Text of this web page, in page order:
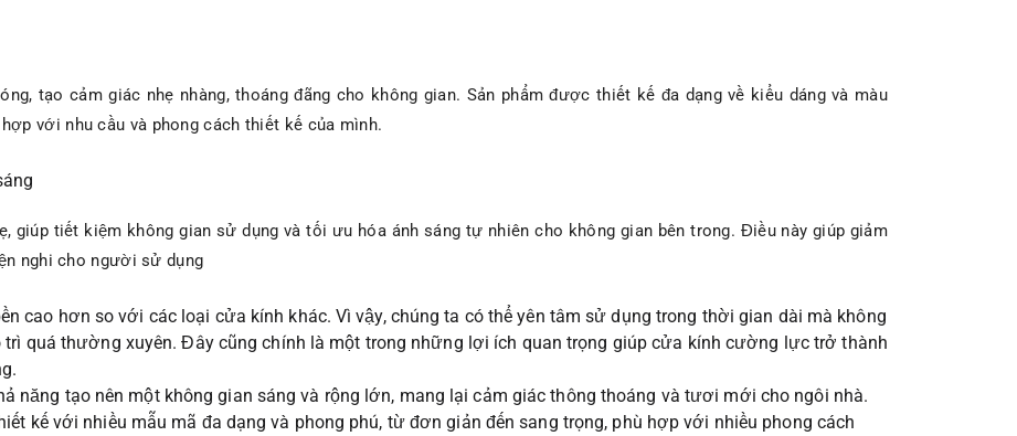
tạo cảm giác nhẹ nhàng, thoáng đãng cho không gian. Sản phẩm được thiết kế đa dạng về kiểu dáng và màu
với nhu cầu và phong cách thiết kế của mình.
tiết kiệm không gian sử dụng và tối ưu hóa ánh sáng tự nhiên cho không gian bên trong. Điều này giúp giảm
nghi cho người sử dụng
cao hơn so với các loại cửa kính khác. Vì vậy, chúng ta có thể yên tâm sử dụng trong thời gian dài mà không
trì quá thường xuyên. Đây cũng chính là một trong những lợi ích quan trọng giúp cửa kính cường lực trở thành
năng tạo nên một không gian sáng và rộng lớn, mang lại cảm giác thông thoáng và tươi mới cho ngôi nhà.
kế với nhiều mẫu mã đa dạng và phong phú, từ đơn giản đến sang trọng, phù hợp với nhiều phong cách